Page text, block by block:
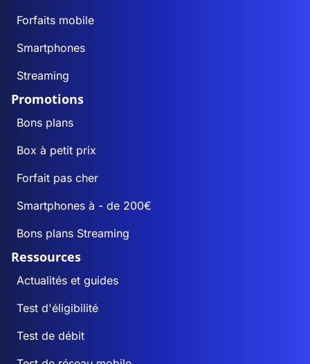
Forfaits mobile
Smartphones
Streaming
Promotions
Bons plans
Box à petit prix
Forfait pas cher
Smartphones à - de 200€
Bons plans Streaming
Ressources
Actualités et guides
Test d'éligibilité
Test de débit